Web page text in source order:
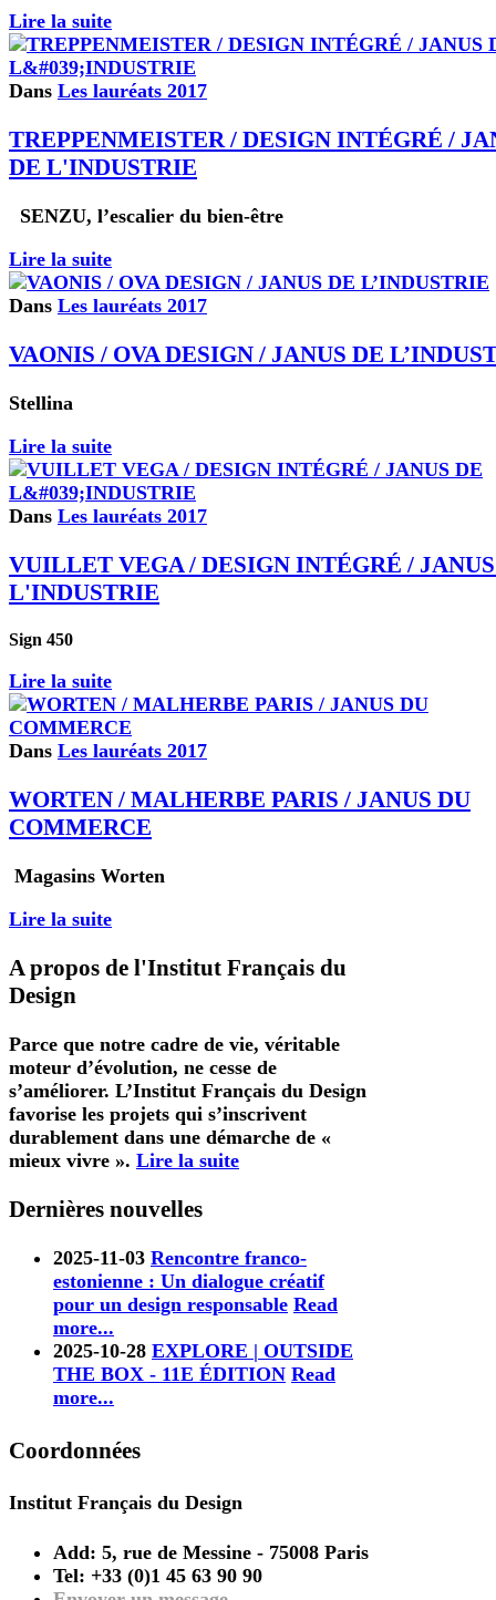
Lire la suite
Dans Les lauréats 2017
TREPPENMEISTER / DESIGN INTÉGRÉ /
DE L'INDUSTRIE
SENZU, l’escalier du bien-être
Lire la suite
Dans Les lauréats 2017
VAONIS / OVA DESIGN / JANUS DE
Stellina
Lire la suite
Dans Les lauréats 2017
VUILLET VEGA / DESIGN INTÉGRÉ /
L'INDUSTRIE
Sign 450
Lire la suite
Dans Les lauréats 2017
WORTEN / MALHERBE PARIS / JANUS DU
COMMERCE
Magasins Worten
Lire la suite
A propos de l'Institut Français du
Design
Parce que notre cadre de vie, véritable
moteur d’évolution, ne cesse de
s’améliorer. L’Institut Français du Design
favorise les projets qui s’inscrivent
durablement dans une démarche de «
mieux vivre ». Lire la suite
Dernières nouvelles
2025-11-03 Rencontre franco-
estonienne : Un dialogue créatif
pour un design responsable Read
more...
2025-10-28 EXPLORE | OUTSIDE
THE BOX - 11E ÉDITION Read
more...
Coordonnées
Institut Français du Design
Add: 5, rue de Messine - 75008 Paris
Tel: +33 (0)1 45 63 90 90